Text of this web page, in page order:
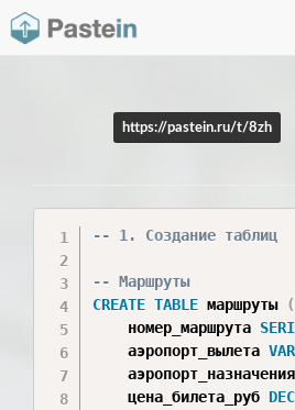
https://pastein.ru/t/8zh
-- 1. Создание таблиц
-- Маршруты
CREATE TABLE маршруты (
    номер_маршрута
    аэропорт_вылета
    цена_билета_руб